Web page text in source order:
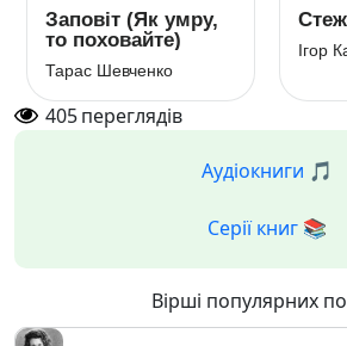
Заповіт (Як умру,
то поховайте)
Тарас Шевченко
Ігор
405переглядів
Аудіокниги 🎵
Серії книг 📚
Вірші популярних